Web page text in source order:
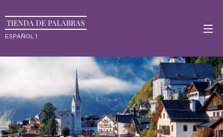
TIENDA DE PALABRAS
ESPAÑOL 1